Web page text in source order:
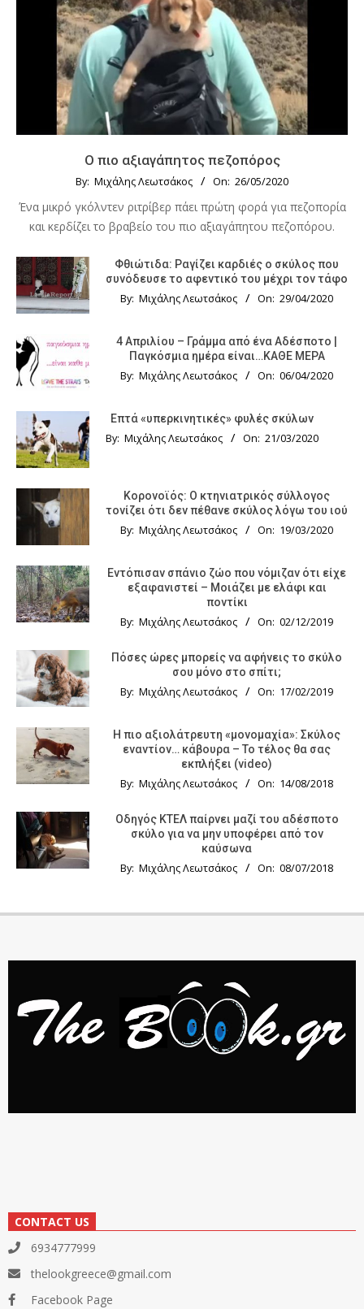
Ο πιο αξιαγάπητος πεζοπόρος
By: Μιχάλης Λεωτσάκος On: 26/05/2020
Ένα μικρό γκόλντεν ριτρίβερ πάει πρώτη φορά για πεζοπορία
και κερδίζει το βραβείο του πιο αξιαγάπητου πεζοπόρου.
Φθιώτιδα: Ραγίζει καρδιές ο σκύλος που
συνόδευσε το αφεντικό του μέχρι τον τάφο
By: Μιχάλης Λεωτσάκος On: 29/04/2020
4 Απριλίου – Γράμμα από ένα Αδέσποτο |
Παγκόσμια ημέρα είναι…ΚΑΘΕ ΜΕΡΑ
By: Μιχάλης Λεωτσάκος On: 06/04/2020
Επτά «υπερκινητικές» φυλές σκύλων
By: Μιχάλης Λεωτσάκος On: 21/03/2020
Κορονοϊός: Ο κτηνιατρικός σύλλογος
τονίζει ότι δεν πέθανε σκύλος λόγω του ιού
By: Μιχάλης Λεωτσάκος On: 19/03/2020
Εντόπισαν σπάνιο ζώο που νόμιζαν ότι είχε
εξαφανιστεί – Μοιάζει με ελάφι και
ποντίκι
By: Μιχάλης Λεωτσάκος On: 02/12/2019
Πόσες ώρες μπορείς να αφήνεις το σκύλο
σου μόνο στο σπίτι;
By: Μιχάλης Λεωτσάκος On: 17/02/2019
Η πιο αξιολάτρευτη «μονομαχία»: Σκύλος
εναντίον… κάβουρα – Το τέλος θα σας
εκπλήξει (video)
By: Μιχάλης Λεωτσάκος On: 14/08/2018
Οδηγός KTΕΛ παίρνει μαζί του αδέσποτο
σκύλο για να μην υποφέρει από τον
καύσωνα
By: Μιχάλης Λεωτσάκος On: 08/07/2018
CONTACT US
6934777999
thelookgreece@gmail.com
Facebook Page